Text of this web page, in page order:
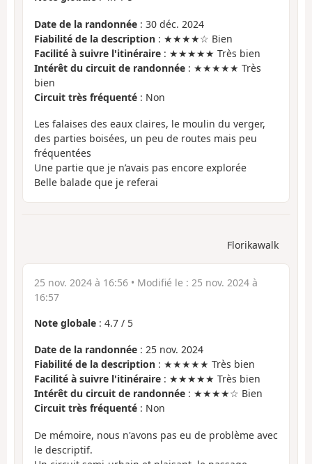
Date de la randonnée : 30 déc. 2024
Fiabilité de la description : ★★★★☆ Bien
Facilité à suivre l'itinéraire : ★★★★★ Très bien
Intérêt du circuit de randonnée : ★★★★★ Très
bien
Circuit très fréquenté : Non
Les falaises des eaux claires, le moulin du verger,
des parties boisées, un peu de routes mais peu
fréquentées
Une partie que je n’avais pas encore explorée
Belle balade que je referai
Florikawalk
25 nov. 2024 à 16:56 • Modifié le : 25 nov. 2024 à
16:57
Note globale : 4.7 / 5
Date de la randonnée : 25 nov. 2024
Fiabilité de la description : ★★★★★ Très bien
Facilité à suivre l'itinéraire : ★★★★★ Très bien
Intérêt du circuit de randonnée : ★★★★☆ Bien
Circuit très fréquenté : Non
De mémoire, nous n'avons pas eu de problème avec
le descriptif.